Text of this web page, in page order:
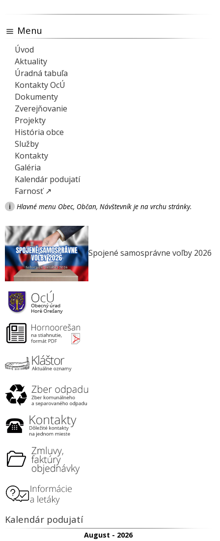
Menu
Úvod
Aktuality
Úradná tabuľa
Kontakty OcÚ
Dokumenty
Zverejňovanie
Projekty
História obce
Služby
Kontakty
Galéria
Kalendár podujatí
Farnosť ↗
i Hlavné menu Obec, Občan, Návštevník je na vrchu stránky.
Spojené samosprávne voľby 2026
Kalendár podujatí
August - 2026